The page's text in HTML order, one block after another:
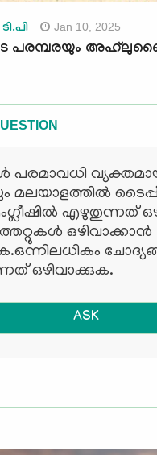
Jan 10, 2025
പരമ്പരയും
പരമാവധി
മലയാളത്തില്‍
എഴുതുന്നത്
ഒഴിവാക്കാന്‍
ഒഴിവാക്കുക.
ASK